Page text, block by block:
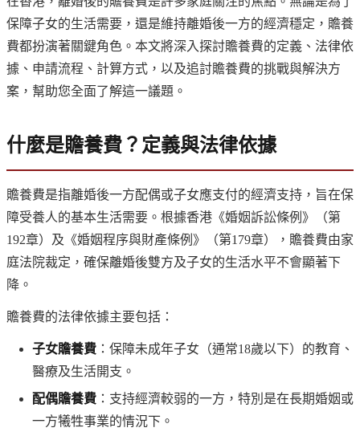
保障子女的生活需要，還是維持離婚後一方的經濟穩定，贍養
費都扮演著關鍵角色。本文將深入探討贍養費的定義、法律依
據、申請流程、計算方式，以及追討贍養費的挑戰與解決方
案，幫助您全面了解這一議題。
什麼是贍養費？定義與法律依據
贍養費是指離婚後一方配偶或子女應支付的經濟支持，旨在保
障受養人的基本生活需要。根據香港《婚姻訴訟條例》（第
192章）及《婚姻程序與財產條例》（第179章），贍養費由家
庭法院裁定，確保離婚後雙方及子女的生活水平不會顯著下
降。
贍養費的法律依據主要包括：
子女贍養費 ：保障未成年子女（通常18歲以下）的教育、
醫療及生活開支。
配偶贍養費 ：支持經濟較弱的一方，特別是在長期婚姻或
一方犧牲事業的情況下。